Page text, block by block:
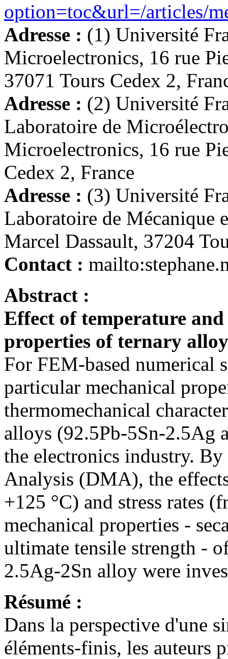
option=toc&url=/articles/
Adresse : (1) Université
Microelectronics, 16 rue
37071 Tours Cedex 2,
Adresse : (2) Université
Laboratoire de
Microelectronics, 16 rue
Cedex 2, France
Adresse : (3) Université
Laboratoire de Mécanique
Marcel Dassault, 37204
Contact :
Abstract :
Effect of temperature
properties of ternary
For FEM-based numerical
particular mechanical
thermomechanical
alloys (92.5Pb-5Sn-2.5Ag
the electronics industry.
Analysis (DMA), the
+125 °C) and stress rates
mechanical properties -
ultimate tensile strength -
2.5Ag-2Sn alloy were
Résumé :
Dans la perspective d'une
éléments-finis, les auteurs